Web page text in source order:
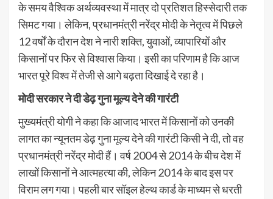
के समय वैश्विक अर्थव्यवस्था में मात्र दो प्रतिशत हिस्सेदारी तक
सिमट गया। लेकिन, प्रधानमंत्री नरेंद्र मोदी के नेतृत्व में पिछले
12 वर्षों के दौरान देश ने नारी शक्ति, युवाओं, व्यापारियों और
किसानों पर फिर से विश्वास किया। इसी का परिणाम है कि आज
भारत पूरे विश्व में तेजी से आगे बढ़ता दिखाई दे रहा है।
मोदी सरकार ने दी डेढ़ गुना मूल्य देने की गारंटी
मुख्यमंत्री योगी ने कहा कि आजाद भारत में किसानों को उनकी
लागत का न्यूनतम डेढ़ गुना मूल्य देने की गारंटी किसी ने दी, तो वह
प्रधानमंत्री नरेंद्र मोदी हैं। वर्ष 2004 से 2014 के बीच देश में
लाखों किसानों ने आत्महत्या की, लेकिन 2014 के बाद इस पर
विराम लग गया। पहली बार सॉइल हेल्थ कार्ड के माध्यम से धरती